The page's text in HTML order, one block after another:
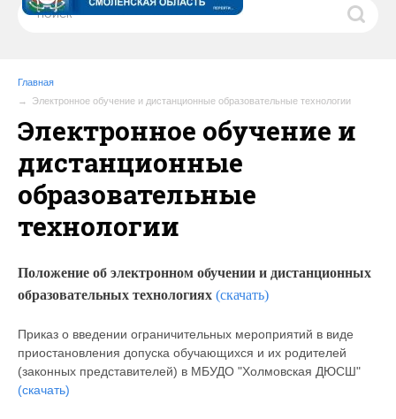
Главная
Электронное обучение и дистанционные образовательные технологии
Электронное обучение и
дистанционные
образовательные
технологии
Положение об электронном обучении и дистанционных
образовательных технологиях (скачать)
Приказ о введении ограничительных мероприятий в виде
приостановления допуска обучающихся и их родителей
(законных представителей) в МБУДО "Холмовская ДЮСШ"
(скачать)